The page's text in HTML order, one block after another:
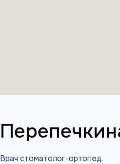
Врач стоматолог-ортопед.